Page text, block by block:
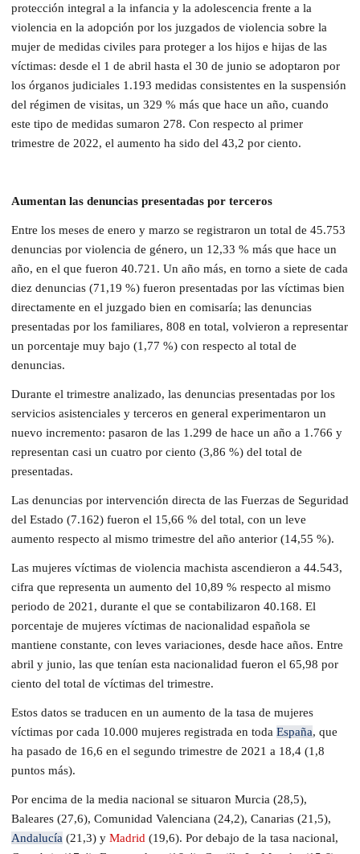
protección integral a la infancia y la adolescencia frente a la
violencia en la adopción por los juzgados de violencia sobre la
mujer de medidas civiles para proteger a los hijos e hijas de las
víctimas: desde el 1 de abril hasta el 30 de junio se adoptaron por
los órganos judiciales 1.193 medidas consistentes en la suspensión
del régimen de visitas, un 329 % más que hace un año, cuando
este tipo de medidas sumaron 278. Con respecto al primer
trimestre de 2022, el aumento ha sido del 43,2 por ciento.
Aumentan las denuncias presentadas por terceros
Entre los meses de enero y marzo se registraron un total de 45.753
denuncias por violencia de género, un 12,33 % más que hace un
año, en el que fueron 40.721. Un año más, en torno a siete de cada
diez denuncias (71,19 %) fueron presentadas por las víctimas bien
directamente en el juzgado bien en comisaría; las denuncias
presentadas por los familiares, 808 en total, volvieron a representar
un porcentaje muy bajo (1,77 %) con respecto al total de
denuncias.
Durante el trimestre analizado, las denuncias presentadas por los
servicios asistenciales y terceros en general experimentaron un
nuevo incremento: pasaron de las 1.299 de hace un año a 1.766 y
representan casi un cuatro por ciento (3,86 %) del total de
presentadas.
Las denuncias por intervención directa de las Fuerzas de Seguridad
del Estado (7.162) fueron el 15,66 % del total, con un leve
aumento respecto al mismo trimestre del año anterior (14,55 %).
Las mujeres víctimas de violencia machista ascendieron a 44.543,
cifra que representa un aumento del 10,89 % respecto al mismo
periodo de 2021, durante el que se contabilizaron 40.168. El
porcentaje de mujeres víctimas de nacionalidad española se
mantiene constante, con leves variaciones, desde hace años. Entre
abril y junio, las que tenían esta nacionalidad fueron el 65,98 por
ciento del total de víctimas del trimestre.
Estos datos se traducen en un aumento de la tasa de mujeres
víctimas por cada 10.000 mujeres registrada en toda España, que
ha pasado de 16,6 en el segundo trimestre de 2021 a 18,4 (1,8
puntos más).
Por encima de la media nacional se situaron Murcia (28,5),
Baleares (27,6), Comunidad Valenciana (24,2), Canarias (21,5),
Andalucía (21,3) y Madrid (19,6). Por debajo de la tasa nacional,